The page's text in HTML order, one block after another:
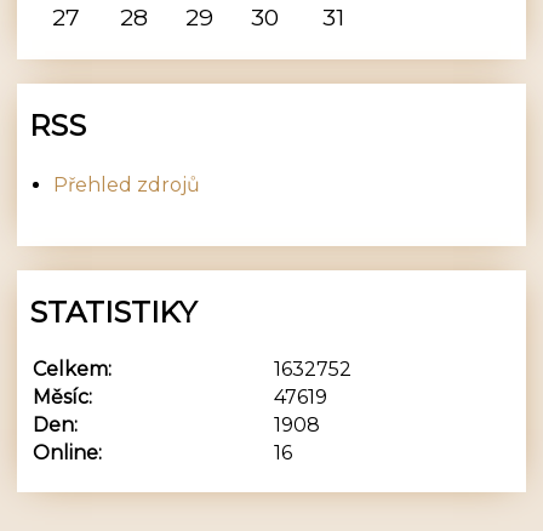
27
28 29 30 31
RSS
Přehled zdrojů
STATISTIKY
Online: 16
Celkem:
1632752
Měsíc:
47619
Den:
1908